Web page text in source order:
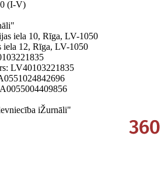
(I-V)
iela 10, Rīga, LV-1050
iela 12, Rīga, LV-1050
LV40103221835
iŽurnāli"